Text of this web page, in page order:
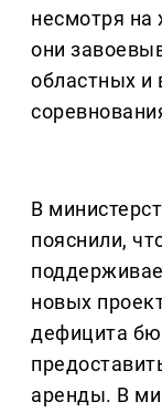
несмотря на
они
областных и
В
пояснили,
новых
дефицита
аренды. В